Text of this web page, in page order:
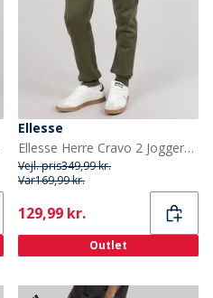
Ellesse
Ellesse Herre Cravo 2 Joggers Khaki
Vejl. pris349,99 kr.
Var169,99 kr.
Current
129,99 kr.
Outlet